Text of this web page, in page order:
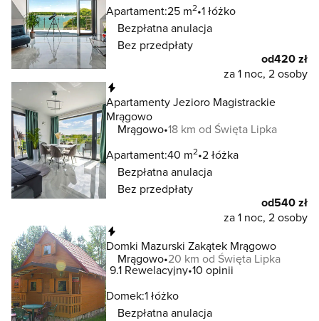
Apartament:25 m2 1 łóżko
Bezpłatna anulacja
Bez przedpłaty
od420 zł
za 1 noc, 2 osoby
Apartamenty Jezioro Magistrackie
Mrągowo
Mrągowo 18 km od Święta Lipka
Apartament:40 m2 2 łóżka
Bezpłatna anulacja
Bez przedpłaty
od540 zł
za 1 noc, 2 osoby
Domki Mazurski Zakątek Mrągowo
Mrągowo 20 km od Święta Lipka
9.1 Rewelacyjny 10 opinii
Domek:1 łóżko
Bezpłatna anulacja